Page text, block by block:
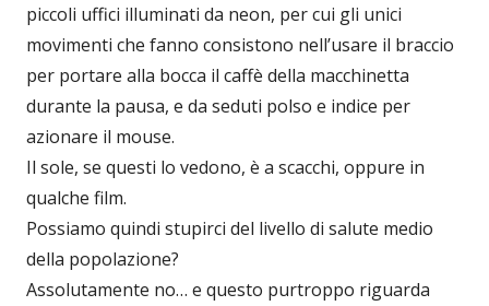
piccoli uffici illuminati da neon, per cui gli unici
movimenti che fanno consistono nell’usare il braccio
per portare alla bocca il caffè della macchinetta
durante la pausa, e da seduti polso e indice per
azionare il mouse.
Il sole, se questi lo vedono, è a scacchi, oppure in
qualche film.
Possiamo quindi stupirci del livello di salute medio
della popolazione?
Assolutamente no… e questo purtroppo riguarda